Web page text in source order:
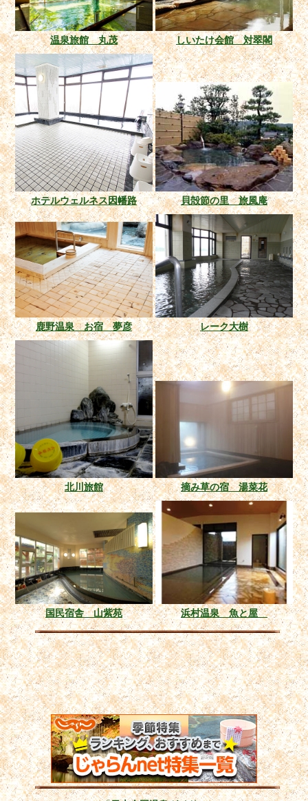
温泉旅館 丸茂 しいたけ会館 対翠閣
ホテルウェルネス因幡路 貝殻節の里 旅風庵
鹿野温泉 お宿 夢彦 レーク大樹
北川旅館 摘み草の宿 湯菜花
国民宿舎 山紫苑 浜村温泉 魚と屋